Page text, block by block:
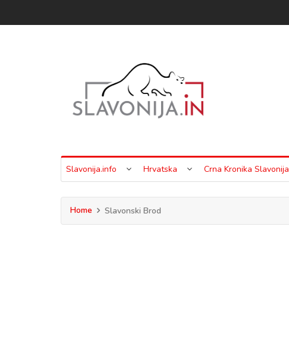
Slavonija.info Hrvatska Crna Kronika Slavonija
Home Slavonski Brod